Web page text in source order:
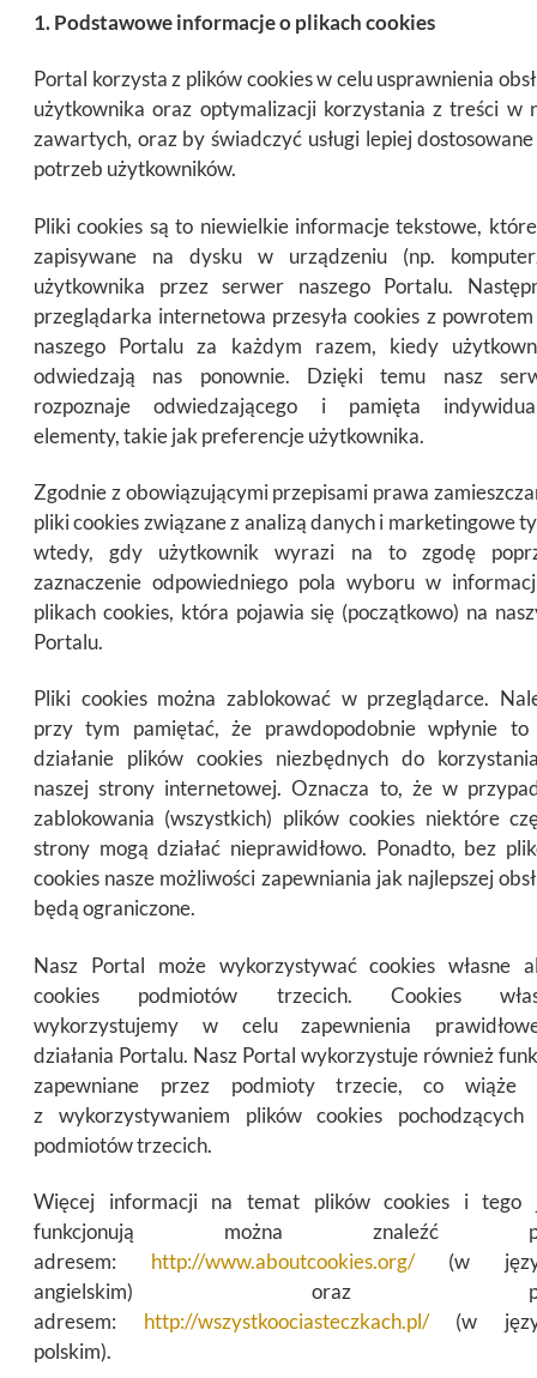
1. Podstawowe informacje o plikach cookies
Portal korzysta z plików cookies w celu usprawnienia
użytkownika oraz optymalizacji korzystania z treści w
zawartych, oraz by świadczyć usługi lepiej
potrzeb użytkowników.
Pliki cookies są to niewielkie informacje tekstowe,
zapisywane na dysku w urządzeniu (np.
użytkownika przez serwer naszego Portalu.
przeglądarka internetowa przesyła cookies z
naszego Portalu za każdym razem, kiedy
odwiedzają nas ponownie. Dzięki temu nasz
rozpoznaje odwiedzającego i pamięta
elementy, takie jak preferencje użytkownika.
Zgodnie z obowiązującymi przepisami prawa
pliki cookies związane z analizą danych i marketingowe
wtedy, gdy użytkownik wyrazi na to zgodę
zaznaczenie odpowiedniego pola wyboru w
plikach cookies, która pojawia się (początkowo) na
Portalu.
Pliki cookies można zablokować w przeglądarce.
przy tym pamiętać, że prawdopodobnie wpłynie to
działanie plików cookies niezbędnych do
naszej strony internetowej. Oznacza to, że w
zablokowania (wszystkich) plików cookies niektóre
strony mogą działać nieprawidłowo. Ponadto, bez
cookies nasze możliwości zapewniania jak najlepszej
będą ograniczone.
Nasz Portal może wykorzystywać cookies własne
cookies podmiotów trzecich. Cookies
wykorzystujemy w celu zapewnienia
działania Portalu. Nasz Portal wykorzystuje również
zapewniane przez podmioty trzecie, co wiąże
z wykorzystywaniem plików cookies pochodzących
podmiotów trzecich.
Więcej informacji na temat plików cookies i tego
funkcjonują można znaleźć
adresem: http://www.aboutcookies.org/(w
angielskim) oraz
adresem: http://wszystkoociasteczkach.pl/(w
polskim).